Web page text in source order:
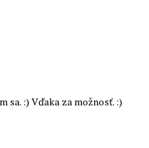
sa. :) Vďaka za možnosť. :)